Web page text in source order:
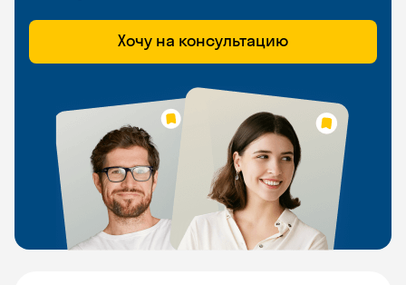
Хочу на консультацию